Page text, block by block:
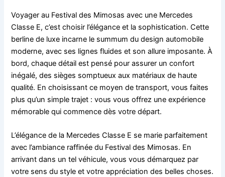
Voyager au Festival des Mimosas avec une Mercedes
Classe E, c’est choisir l’élégance et la sophistication. Cette
berline de luxe incarne le summum du design automobile
moderne, avec ses lignes fluides et son allure imposante. À
bord, chaque détail est pensé pour assurer un confort
inégalé, des sièges somptueux aux matériaux de haute
qualité. En choisissant ce moyen de transport, vous faites
plus qu’un simple trajet : vous vous offrez une expérience
mémorable qui commence dès votre départ.
L’élégance de la Mercedes Classe E se marie parfaitement
avec l’ambiance raffinée du Festival des Mimosas. En
arrivant dans un tel véhicule, vous vous démarquez par
votre sens du style et votre appréciation des belles choses.